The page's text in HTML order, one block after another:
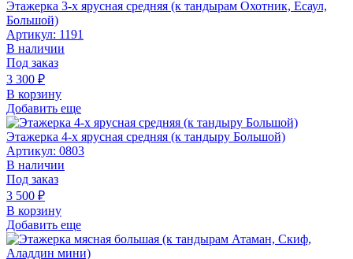
Этажерка 3-х ярусная средняя (к тандырам Охотник, Есаул,
Большой)
Артикул: 1191
В наличии
Под заказ
3 300 ₽
В корзину
Добавить еще
Этажерка 4-х ярусная средняя (к тандыру Большой)
Артикул: 0803
В наличии
Под заказ
3 500 ₽
В корзину
Добавить еще